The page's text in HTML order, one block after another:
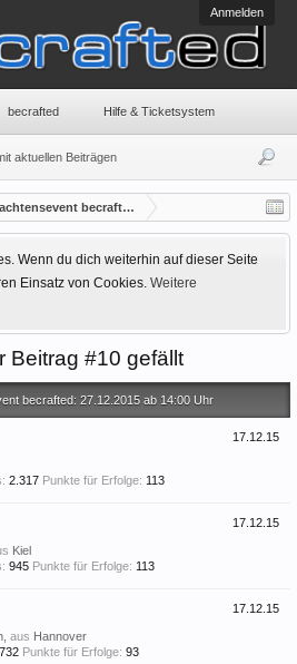
Anmelden
becrafted: 27.12.2015 ab 14:00 Uhr
Wenn du dich weiterhin auf dieser Seite
Einsatz von Cookies. Weitere
Beitrag #10 gefällt
becrafted: 27.12.2015 ab 14:00 Uhr
17.12.15
2.317 Punkte für Erfolge: 113
17.12.15
Kiel
945 Punkte für Erfolge: 113
17.12.15
aus Hannover
732 Punkte für Erfolge: 93
aktuellen Beiträgen
becrafted Hilfe & Ticketsystem